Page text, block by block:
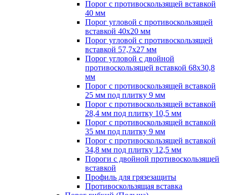
Порог с противоскользящей вставкой
40 мм
Порог угловой с противоскользящей
вставкой 40х20 мм
Порог угловой с противоскользящей
вставкой 57,7х27 мм
Порог угловой с двойной
противоскользящей вставкой 68х30,8
мм
Порог с противоскользящей вставкой
25 мм под плитку 9 мм
Порог с противоскользящей вставкой
28,4 мм под плитку 10,5 мм
Порог с противоскользящей вставкой
35 мм под плитку 9 мм
Порог с противоскользящей вставкой
34,8 мм под плитку 12,5 мм
Пороги с двойной противоскользящей
вставкой
Профиль для грязезащиты
Противоскользящая вставка